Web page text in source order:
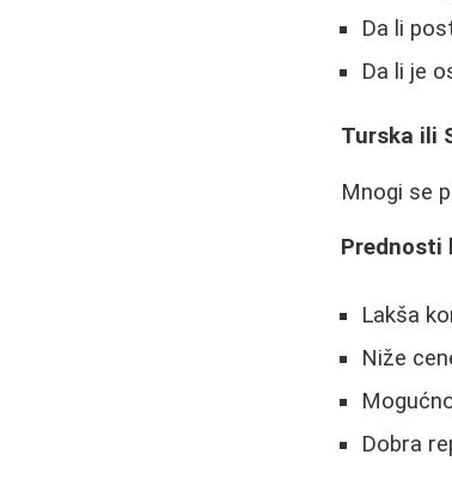
Da li
Da li je
Turska ili
Mnogi se
Prednosti
Lakša
Niže
Dobra